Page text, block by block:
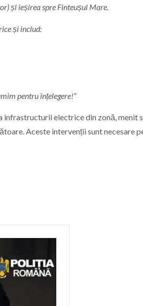
și ieșirea spre Finteușul Mare.
și includ:
pentru înțelegere!”
electrice din zonă, menit
Aceste intervenții sunt necesare